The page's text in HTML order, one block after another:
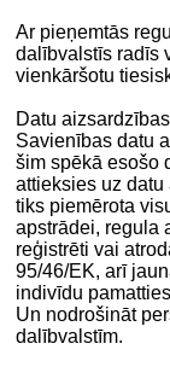
Ar pieņemtās
dalībvalstīs radīs
vienkāršotu
Datu
Savienības datu
šim spēkā esošo
attieksies uz
tiks piemērota
apstrādei, regula
reģistrēti vai
95/46/EK, arī
indivīdu
Un nodrošināt
dalībvalstīm.